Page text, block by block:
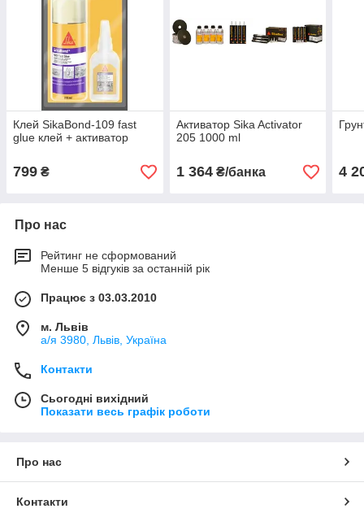
Клей SikaBond-109 fast
glue клей + активатор
799 ₴
Активатор Sika Activator
205 1000 ml
1 364₴/банка 4
Про нас
Рейтинг не сформований
Менше 5 відгуків за останній рік
Працює з 03.03.2010
м. Львів
а/я 3980, Львів, Україна
Контакти
Сьогодні вихідний
Показати весь графік роботи
Про нас
Контакти